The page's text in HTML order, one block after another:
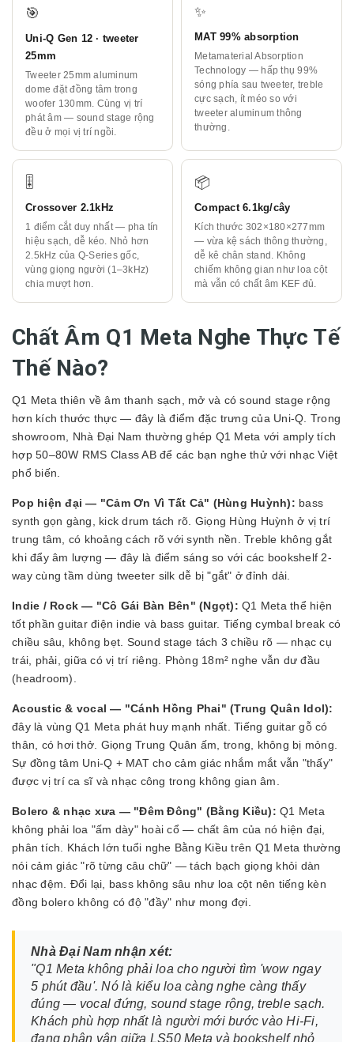
🎯
Uni-Q Gen 12 · tweeter
25mm
Tweeter 25mm aluminum
dome đặt đồng tâm trong
woofer 130mm. Cùng vị trí
phát âm — sound stage rộng
đều ở mọi vị trí ngồi.
✨
MAT 99% absorption
Metamaterial Absorption
Technology — hấp thụ 99%
sóng phía sau tweeter, treble
cực sạch, ít méo so với
tweeter aluminum thông
thường.
🎚️
Crossover 2.1kHz
1 điểm cắt duy nhất — pha tín
hiệu sạch, dễ kéo. Nhỏ hơn
2.5kHz của Q-Series gốc,
vùng giọng người (1–3kHz)
chia mượt hơn.
📦
Compact 6.1kg/cây
Kích thước 302×180×277mm
— vừa kệ sách thông thường,
dễ kê chân stand. Không
chiếm không gian như loa cột
mà vẫn có chất âm KEF đủ.
Chất Âm Q1 Meta Nghe Thực Tế
Thế Nào?
Q1 Meta thiên về âm thanh sạch, mở và có sound stage rộng
hơn kích thước thực — đây là điểm đặc trưng của Uni-Q. Trong
showroom, Nhà Đại Nam thường ghép Q1 Meta với amply tích
hợp 50–80W RMS Class AB để các bạn nghe thử với nhạc Việt
phổ biến.
Pop hiện đại — "Cảm Ơn Vì Tất Cả" (Hùng Huỳnh): bass
synth gọn gàng, kick drum tách rõ. Giọng Hùng Huỳnh ở vị trí
trung tâm, có khoảng cách rõ với synth nền. Treble không gắt
khi đẩy âm lượng — đây là điểm sáng so với các bookshelf 2-
way cùng tầm dùng tweeter silk dễ bị "gắt" ở đỉnh dải.
Indie / Rock — "Cô Gái Bàn Bên" (Ngọt): Q1 Meta thể hiện
tốt phần guitar điện indie và bass guitar. Tiếng cymbal break có
chiều sâu, không bẹt. Sound stage tách 3 chiều rõ — nhạc cụ
trái, phải, giữa có vị trí riêng. Phòng 18m² nghe vẫn dư đầu
(headroom).
Acoustic & vocal — "Cánh Hồng Phai" (Trung Quân Idol):
đây là vùng Q1 Meta phát huy mạnh nhất. Tiếng guitar gỗ có
thân, có hơi thở. Giọng Trung Quân ấm, trong, không bị mỏng.
Sự đồng tâm Uni-Q + MAT cho cảm giác nhắm mắt vẫn "thấy"
được vị trí ca sĩ và nhạc công trong không gian âm.
Bolero & nhạc xưa — "Đêm Đông" (Bằng Kiều): Q1 Meta
không phải loa "ấm dày" hoài cổ — chất âm của nó hiện đại,
phân tích. Khách lớn tuổi nghe Bằng Kiều trên Q1 Meta thường
nói cảm giác "rõ từng câu chữ" — tách bạch giọng khỏi dàn
nhạc đệm. Đổi lại, bass không sâu như loa cột nên tiếng kèn
đồng bolero không có độ "đầy" như mong đợi.
Nhà Đại Nam nhận xét:
"Q1 Meta không phải loa cho người tìm 'wow ngay
5 phút đầu'. Nó là kiểu loa càng nghe càng thấy
đúng — vocal đứng, sound stage rộng, treble sạch.
Khách phù hợp nhất là người mới bước vào Hi-Fi,
đang phân vân giữa LS50 Meta và bookshelf nhỏ